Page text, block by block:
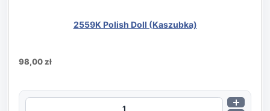
2559K Polish Doll (Kaszubka)
98,00 zł